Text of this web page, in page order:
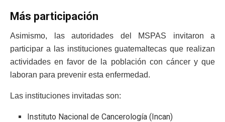
Más participación
Asimismo, las autoridades del MSPAS invitaron a
participar a las instituciones guatemaltecas que realizan
actividades en favor de la población con cáncer y que
laboran para prevenir esta enfermedad.
Las instituciones invitadas son:
Instituto Nacional de Cancerología (Incan)